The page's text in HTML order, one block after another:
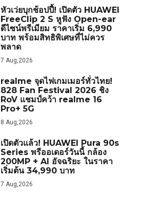
หัวเว่ยบุกช้อปปี้! เปิดตัว HUAWEI
FreeClip 2 S หูฟัง Open-ear
ดีไซน์พรีเมียม ราคาเริ่ม 6,990
บาท พร้อมสิทธิพิเศษที่ไม่ควร
พลาด
7 Aug,2026
realme จุดไฟเกมเมอร์ทั่วไทย!
828 Fan Festival 2026 ชิง
RoV แชมป์คว้า realme 16
Pro+ 5G
8 Aug,2026
เปิดตัวแล้ว! HUAWEI Pura 90s
Series พรีออเดอร์วันนี้ กล้อง
200MP + AI อัจฉริยะ ในราคา
เริ่มต้น 34,990 บาท
7 Aug,2026